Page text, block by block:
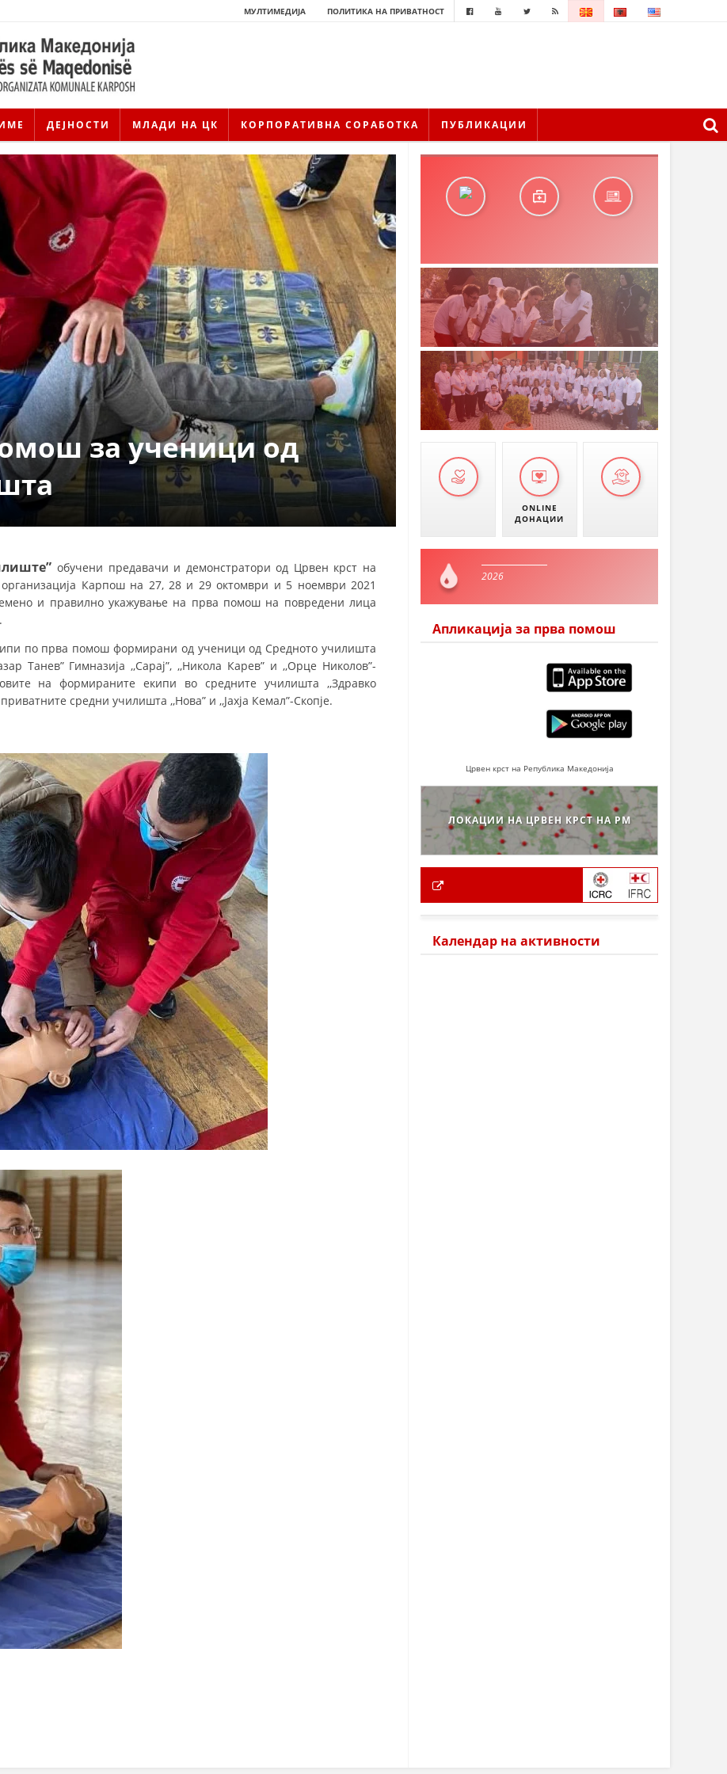
МУЛТИМЕДИЈА ПОЛИТИКА НА ПРИВАТНОСТ
ДЕЈНОСТИ МЛАДИ НА ЦК КОРПОРАТИВНА СОРАБОТКА ПУБЛИКАЦИИ
ДЕЈСТВУВАЊЕ
ПРИРАЧНИЦИ
БРОШУРИ
ПОСТЕРИ
за ученици од
обучени предaвачи и демонстратори од Црвен крст на
Карпош на 27, 28 и 29 oктомври и 5 ноември 2021
и правилно укажување на прва помош на повредени лица
по прва помош формирани од ученици од Средното училишта
Танев” Гимназија ,,Сарај”, ,,Никола Карев” и ,,Орце Николов”-
на формираните екипи во средните училишта ,,Здравко
средни училишта ,,Нова” и ,,Јахја Кемал”-Скопје.
ONLINE
ДОНАЦИИ
2026
Апликација за прва помош
Црвен крст на Република Македонија
ЛОКАЦИИ НА ЦРВЕН КРСТ НА РМ
Календар на активности